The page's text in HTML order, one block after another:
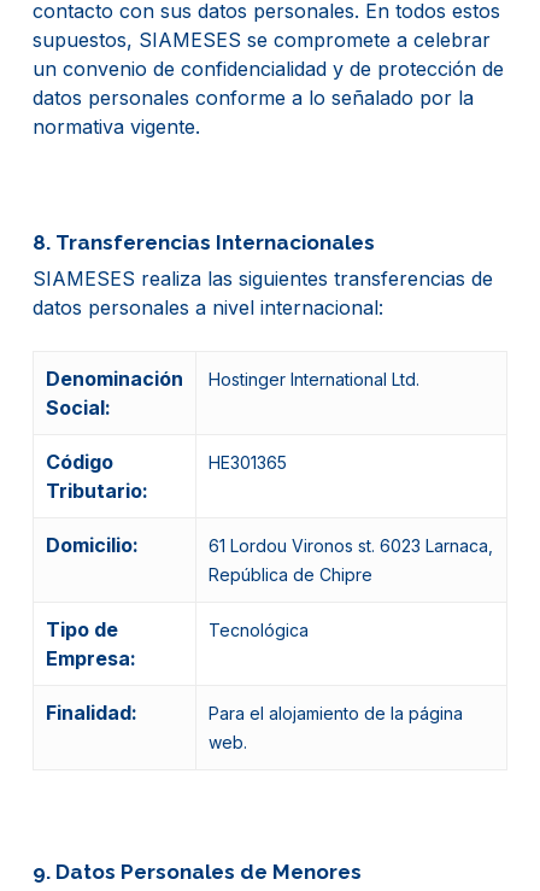
contacto con sus datos personales. En todos estos
supuestos, SIAMESES se compromete a celebrar
un convenio de confidencialidad y de protección de
datos personales conforme a lo señalado por la
normativa vigente.
8. Transferencias Internacionales
SIAMESES realiza las siguientes transferencias de
datos personales a nivel internacional:
Denominación
Social:
Hostinger International Ltd.
Código
Tributario:
HE301365
Domicilio:
61 Lordou Vironos st. 6023 Larnaca,
República de Chipre
Tipo de
Empresa:
Tecnológica
Finalidad:
Para el alojamiento de la página
web.
9. Datos Personales de Menores